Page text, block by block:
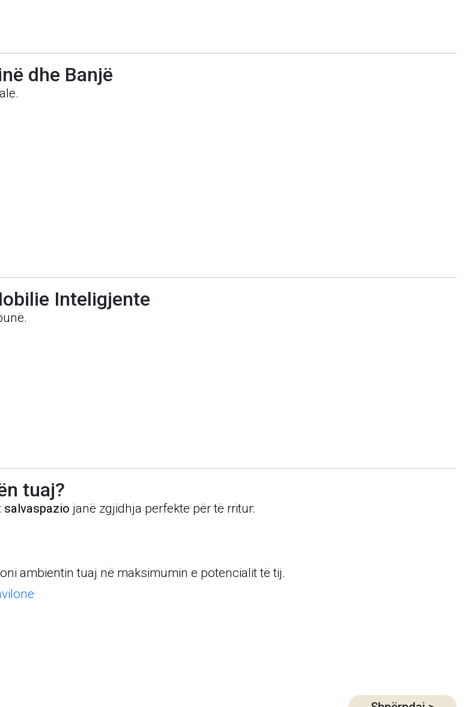
dhe Banjë
Inteligjente
tuaj?
salvaspazio janë zgjidhja perfekte për të rritur:
ambientin tuaj në maksimumin e potencialit të tij.